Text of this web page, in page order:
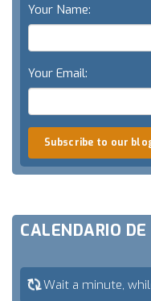
Your Name:
Your Email:
Subscribe to our
CALENDARIO
Wait a minute,